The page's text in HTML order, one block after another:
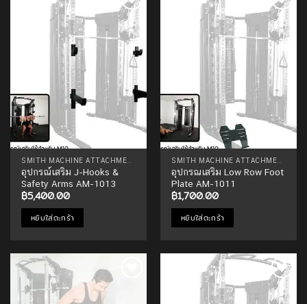
Add to
Wishlist
อุปกรณ์เสริม J-Hooks &
Safety Arms AM-1013
฿5,400.00
หยิบใส่ตะกร้า
Add to
Wishlist
อุปกรณเสริม Low Row Foot
Plate AM-1011
฿1,700.00
หยิบใส่ตะกร้า
Add to
Wishlist